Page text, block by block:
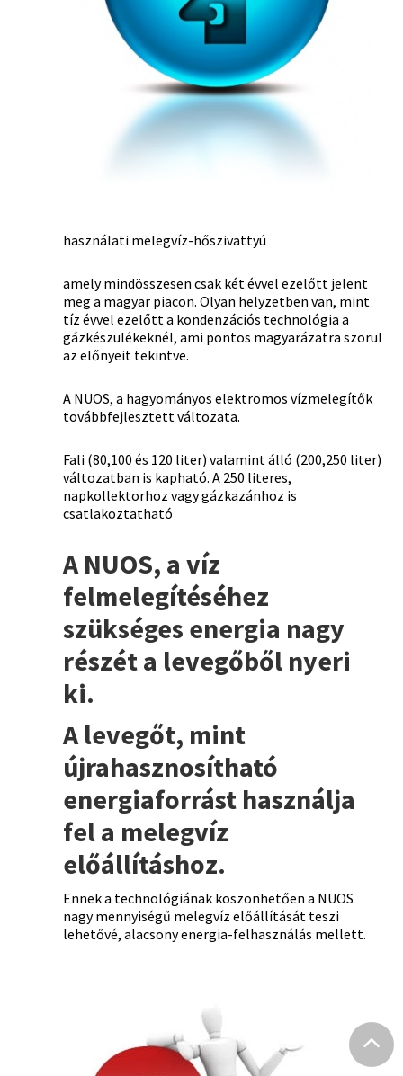
használati melegvíz-hőszivattyú
amely mindösszesen csak két évvel ezelőtt jelent
meg a magyar piacon. Olyan helyzetben van, mint
tíz évvel ezelőtt a kondenzációs technológia a
gázkészülékeknél, ami pontos magyarázatra szorul
az előnyeit tekintve.
A NUOS, a hagyományos elektromos vízmelegítők
továbbfejlesztett változata.
Fali (80,100 és 120 liter) valamint álló (200,250 liter)
változatban is kapható. A 250 literes,
napkollektorhoz vagy gázkazánhoz is
csatlakoztatható
A NUOS, a víz
felmelegítéséhez
szükséges energia nagy
részét a levegőből nyeri
ki.
A levegőt, mint
újrahasznosítható
energiaforrást használja
fel a melegvíz
előállításhoz.
Ennek a technológiának köszönhetően a NUOS
nagy mennyiségű melegvíz előállítását teszi
lehetővé, alacsony energia-felhasználás mellett.